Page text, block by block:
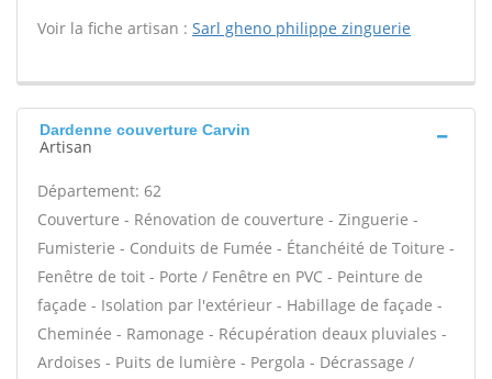
Voir la fiche artisan : Sarl gheno philippe zinguerie
Dardenne couverture Carvin
Artisan
Département: 62
Couverture - Rénovation de couverture - Zinguerie -
Fumisterie - Conduits de Fumée - Étanchéité de Toiture -
Fenêtre de toit - Porte / Fenêtre en PVC - Peinture de
façade - Isolation par l'extérieur - Habillage de façade -
Cheminée - Ramonage - Récupération deaux pluviales -
Ardoises - Puits de lumière - Pergola - Décrassage /